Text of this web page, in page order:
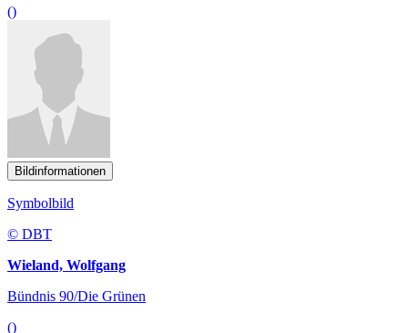
()
Bildinformationen
Symbolbild
© DBT
Wieland, Wolfgang
Bündnis 90/Die Grünen
()